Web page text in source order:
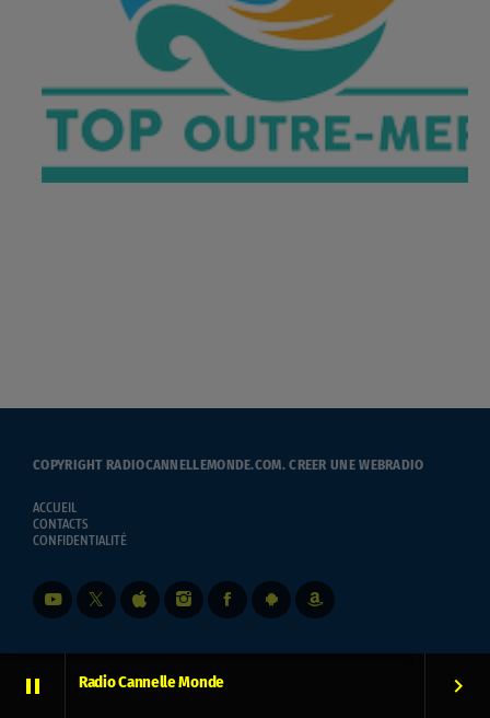
pause Radio Cannelle Monde keyboard_arrow_right
COPYRIGHT RADIOCANNELLEMONDE.COM.CREER UNE WEBRADIO
ACCUEIL
CONTACTS
CONFIDENTIALITÉ